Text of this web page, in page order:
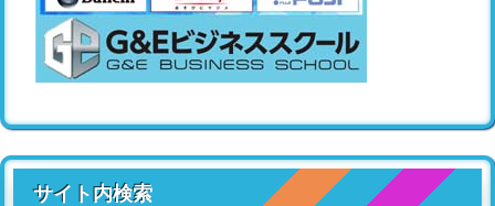
サイト内検索